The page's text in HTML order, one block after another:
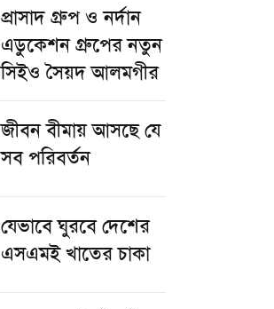
প্রাসাদ গ্রুপ ও নর্দান
এডুকেশন গ্রুপের নতুন
সিইও সৈয়দ আলমগীর
জীবন বীমায় আসছে যে
সব পরিবর্তন
যেভাবে ঘুরবে দেশের
এসএমই খাতের চাকা